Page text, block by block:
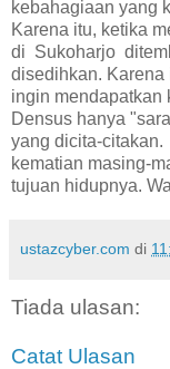
kebahagiaan yang
Karena itu, ketika
di Sukoharjo
disedihkan. Karena
ingin mendapatkan
Densus hanya
yang dicita-
kematian masing-
tujuan hidupnya.
ustazcyber.com di
Tiada ulasan:
Catat Ulasan